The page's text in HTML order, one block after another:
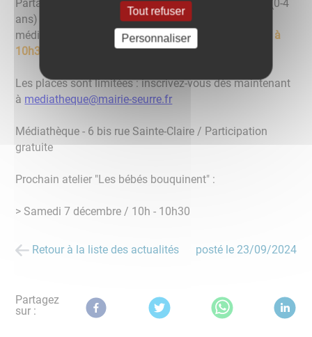
Partagez un moment d'évasion avec votre tout petit (0-4
ans) le temps d'un atelier lecture adapté à la
médiathèque George Sand,samedi 5 octobre de 10h à
10h30
Les places sont limitées : inscrivez-vous dès maintenant
à mediatheque@mairie-seurre.fr
Médiathèque - 6 bis rue Sainte-Claire / Participation
gratuite
Prochain atelier "Les bébés bouquinent" :
> Samedi 7 décembre / 10h - 10h30
Retour à la liste des actualités posté le 23/09/2024
Partagez
sur :
Tout refuser
Personnaliser